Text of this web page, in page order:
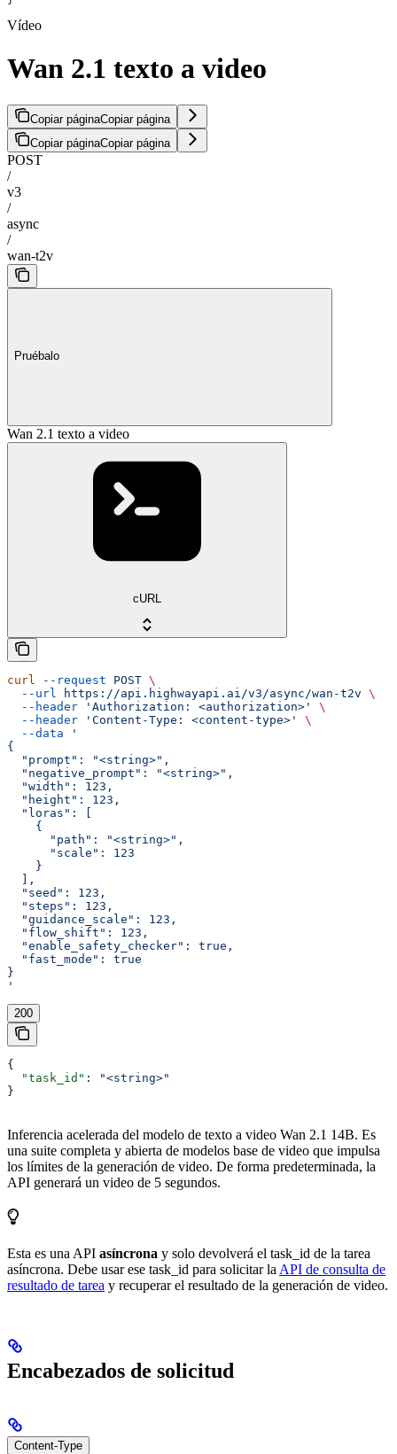
Vídeo
Wan 2.1 texto a video
Copiar páginaCopiar página
Copiar páginaCopiar página
POST
/
v3
/
async
/
wan-t2v
Pruébalo
Wan 2.1 texto a video
cURL
curl --request POST \
  --url
https://api.highwayapi.ai/v3/async/wan-t2v \
  --header
'Authorization: <authorization>'
\
  --header
'Content-Type: <content-type>'
\
  --data
'
{
  "prompt": "<string>",
  "negative_prompt": "<string>",
  "width": 123,
  "height": 123,
  "loras": [
    {
      "path": "<string>",
      "scale": 123
    }
  ],
  "seed": 123,
  "steps": 123,
  "guidance_scale": 123,
  "flow_shift": 123,
  "enable_safety_checker": true,
  "fast_mode": true
}
'
200
{
  "task_id"
:
"<string>"
}
Inferencia acelerada del modelo de texto a video Wan 2.1 14B. Es
una suite completa y abierta de modelos base de video que impulsa
los límites de la generación de video. De forma predeterminada, la
API generará un video de 5 segundos.
Esta es una API asíncrona y solo devolverá el task_id de la tarea
asíncrona. Debe usar ese task_id para solicitar la API de consulta de
resultado de tarea y recuperar el resultado de la generación de video.
Encabezados de solicitud
Content-Type